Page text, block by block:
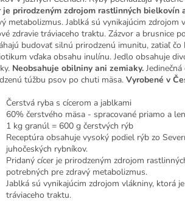
je prirodzeným zdrojom rastlinných bielkovín
metabolizmus. Jablká sú vynikajúcim zdrojom
zdravie tráviaceho traktu. Zázvor a brusnice
budovať silnú prirodzenú imunitu, zatiaľ čo
vďaka obsahu inulínu. Jedlo obsahuje
Neobsahuje obilniny ani zemiaky.
túžbu psov po chuti mäsa. Vyrobené v
Čerstvá ryba s cícerom a jablkami
60% čerstvého mäsa - spracované priamo a
1 kg granúl = 600 g čerstvých rýb
Receptúra obsahuje vysoký podiel rýb zo
juhočeských rybníkov.
Pridaný cícer je prirodzeným zdrojom
potrebných pre zdravý metabolizmus.
Jablká sú vynikajúcim zdrojom vlákniny, ktorá
tráviaceho traktu.